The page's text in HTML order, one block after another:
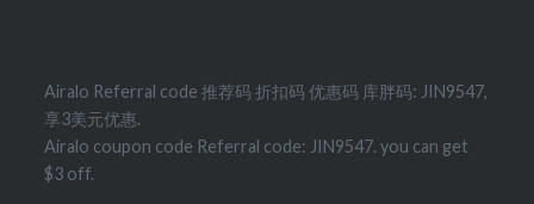
Airalo Referral code 推荐码 折扣码 优惠码 库胖码: JIN9547,
享3美元优惠.
Airalo coupon code Referral code: JIN9547. you can get
$3 off.